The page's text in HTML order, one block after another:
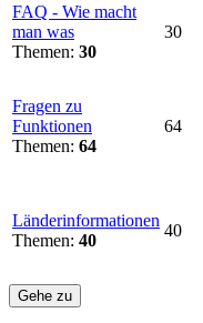
FAQ - Wie macht
man was
Themen: 30
30
Fragen zu
Funktionen
Themen: 64
64
Länderinformationen
Themen: 40
40
Gehe zu